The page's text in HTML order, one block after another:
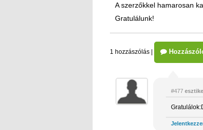
A szerzőkkel hamarosan
Gratulálunk!
1 hozzászólás |
#477 esztike